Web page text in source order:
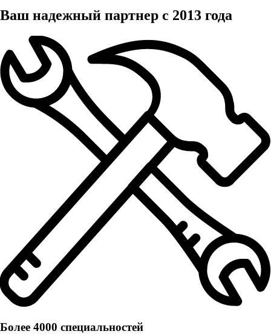
Ваш надежный партнер с 2013 года
Более 4000 специальностей